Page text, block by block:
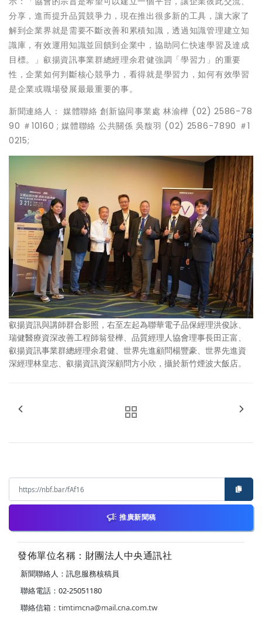
分享，進而提升品質競爭力，現在推出很多新的工具，讓大家了
解到企業界就是需要不斷改善和累積知識，透過知識管理建立知
識庫，有效運用知識並回饋到企業中，協助同仁快速學習及達成
目標。」叡揚資訊事業群總經理余君健強調「學習力」的重要
性，企業如何判斷核心競爭力，看得就是學習力，如何有效學習
是企業或職場發展最最重要的事。
新聞連絡人： 媒體聯絡 創新協同事業處 林渝樺 (02) 2586-78
90 ＃10160 ; 媒體聯絡 公共關係 吳馥羽 (02) 2586-7890 ＃1
0215;
叡揚資訊與講師群合影照，右至左起為聯華電子品保經理洪俊詠、
瑞健醫療資深改善工程師翁登樺、品質經理人協會理事長田正富、
叡揚資訊事業群總經理余君健、世界先進顧問楊豐豪、世界先進資
深經理林皇志、叡揚資訊資深顧問方小欣，攝於新竹煙波大飯店。
推廣新聞稿
發佈單位名稱：財團法人中央通訊社
新聞聯絡人：訊息服務核稿員
聯絡電話：02-25051180
聯絡信箱： timtimcna@mail.cna.com.tw